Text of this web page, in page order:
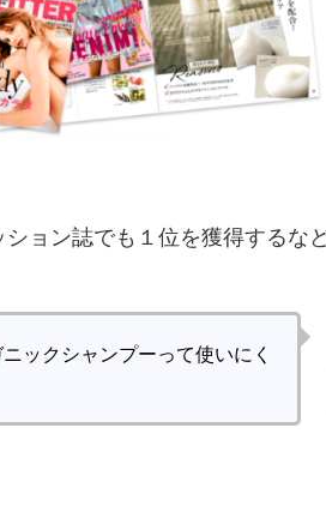
ョン誌でも１位を獲得するな
ックシャンプーって使いにく